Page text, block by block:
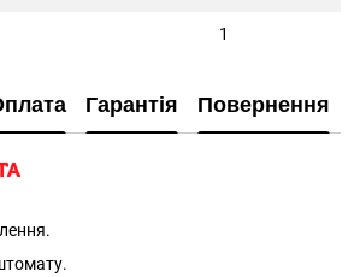
1
Гарантія Повернення